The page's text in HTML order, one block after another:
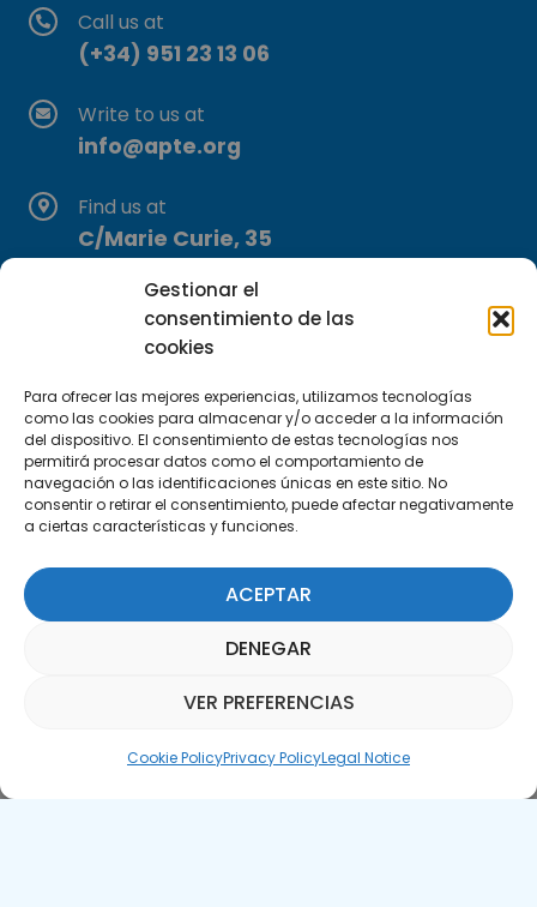
Gestionar el
consentimiento de las
cookies
Para ofrecer las mejores experiencias, utilizamos tecnologías
como las cookies para almacenar y/o acceder a la información
del dispositivo. El consentimiento de estas tecnologías nos
permitirá procesar datos como el comportamiento de
navegación o las identificaciones únicas en este sitio. No
consentir o retirar el consentimiento, puede afectar negativamente
a ciertas características y funciones.
ACEPTAR
DENEGAR
VER PREFERENCIAS
Cookie PolicyPrivacy PolicyLegal Notice
Call us at
(+34) 951 23 13 06
Write to us at
info@apte.org
Find us at
C/Marie Curie, 35
Subscribe to our Newsletter
SUBSCRIBE HERE